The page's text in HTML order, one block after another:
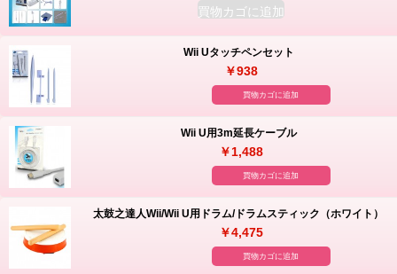
買物カゴに追加
Wii Uタッチペンセット
￥938
買物カゴに追加
Wii U用3m延長ケーブル
￥1,488
買物カゴに追加
太鼓之達人Wii/Wii U用ドラム/ドラムスティック（ホワイト）
￥4,475
買物カゴに追加